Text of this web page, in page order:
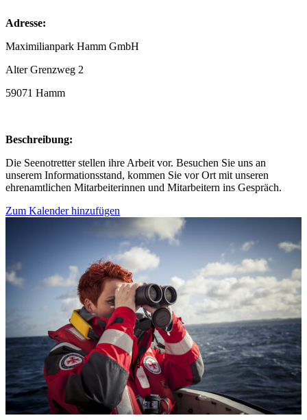
Adresse:
Maximilianpark Hamm GmbH
Alter Grenzweg 2
59071 Hamm
Beschreibung:
Die Seenotretter stellen ihre Arbeit vor. Besuchen Sie uns an
unserem Informationsstand, kommen Sie vor Ort mit unseren
ehrenamtlichen Mitarbeiterinnen und Mitarbeitern ins Gespräch.
Zum Kalender hinzufügen